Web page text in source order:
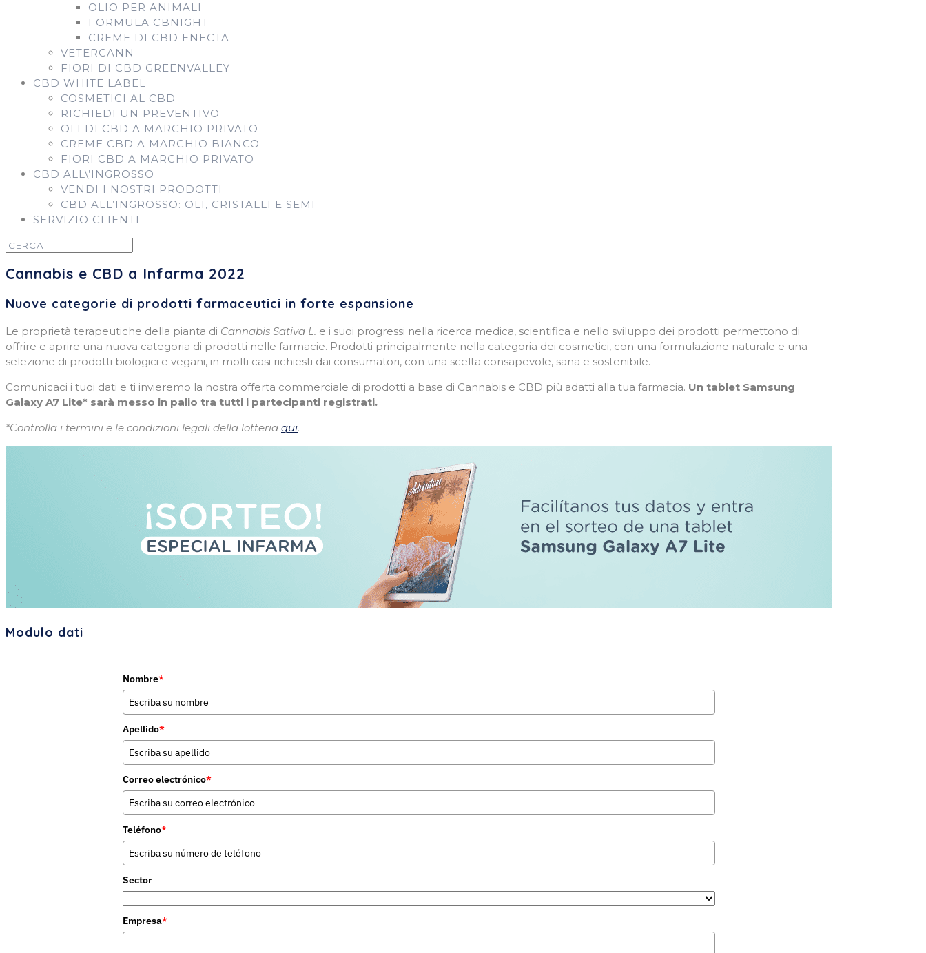
OLIO PER ANIMALI
FORMULA CBNIGHT
CREME DI CBD ENECTA
VETERCANN
FIORI DI CBD GREENVALLEY
CBD WHITE LABEL
COSMETICI AL CBD
RICHIEDI UN PREVENTIVO
OLI DI CBD A MARCHIO PRIVATO
CREME CBD A MARCHIO BIANCO
FIORI CBD A MARCHIO PRIVATO
CBD ALL\’INGROSSO
VENDI I NOSTRI PRODOTTI
CBD ALL’INGROSSO: OLI, CRISTALLI E SEMI
SERVIZIO CLIENTI
Cannabis e CBD a Infarma 2022
Nuove categorie di prodotti farmaceutici in forte espansione
Le proprietà terapeutiche della pianta di Cannabis Sativa L. e i suoi progressi nella ricerca medica, scientifica e nello sviluppo dei prodotti permettono di
offrire e aprire una nuova categoria di prodotti nelle farmacie. Prodotti principalmente nella categoria dei cosmetici, con una formulazione naturale e una
selezione di prodotti biologici e vegani, in molti casi richiesti dai consumatori, con una scelta consapevole, sana e sostenibile.
Comunicaci i tuoi dati e ti invieremo la nostra offerta commerciale di prodotti a base di Cannabis e CBD più adatti alla tua farmacia. Un tablet Samsung
Galaxy A7 Lite* sarà messo in palio tra tutti i partecipanti registrati.
*Controlla i termini e le condizioni legali della lotteria qui.
Modulo dati
Nombre*
Apellido*
Correo electrónico*
Teléfono*
Sector
Empresa*